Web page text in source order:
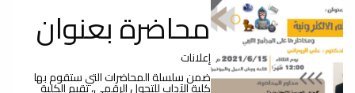
محاضرة بعنوان
إعلانات
ضمن سلسلة المحاضرات التي ستقوم بها
كلية الآداب للتحول الرقمي، تقيم الكلية